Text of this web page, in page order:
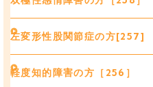
左変形性股関節症の方[257]
軽度知的障害の方［256］